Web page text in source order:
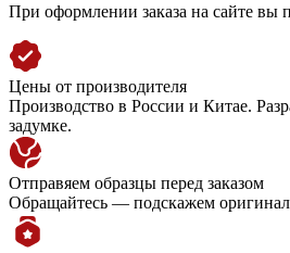
При оформлении заказа на сайте вы
Цены от производителя
Производство в России и Китае.
задумке.
Отправяем образцы перед заказом
Обращайтесь — подскажем